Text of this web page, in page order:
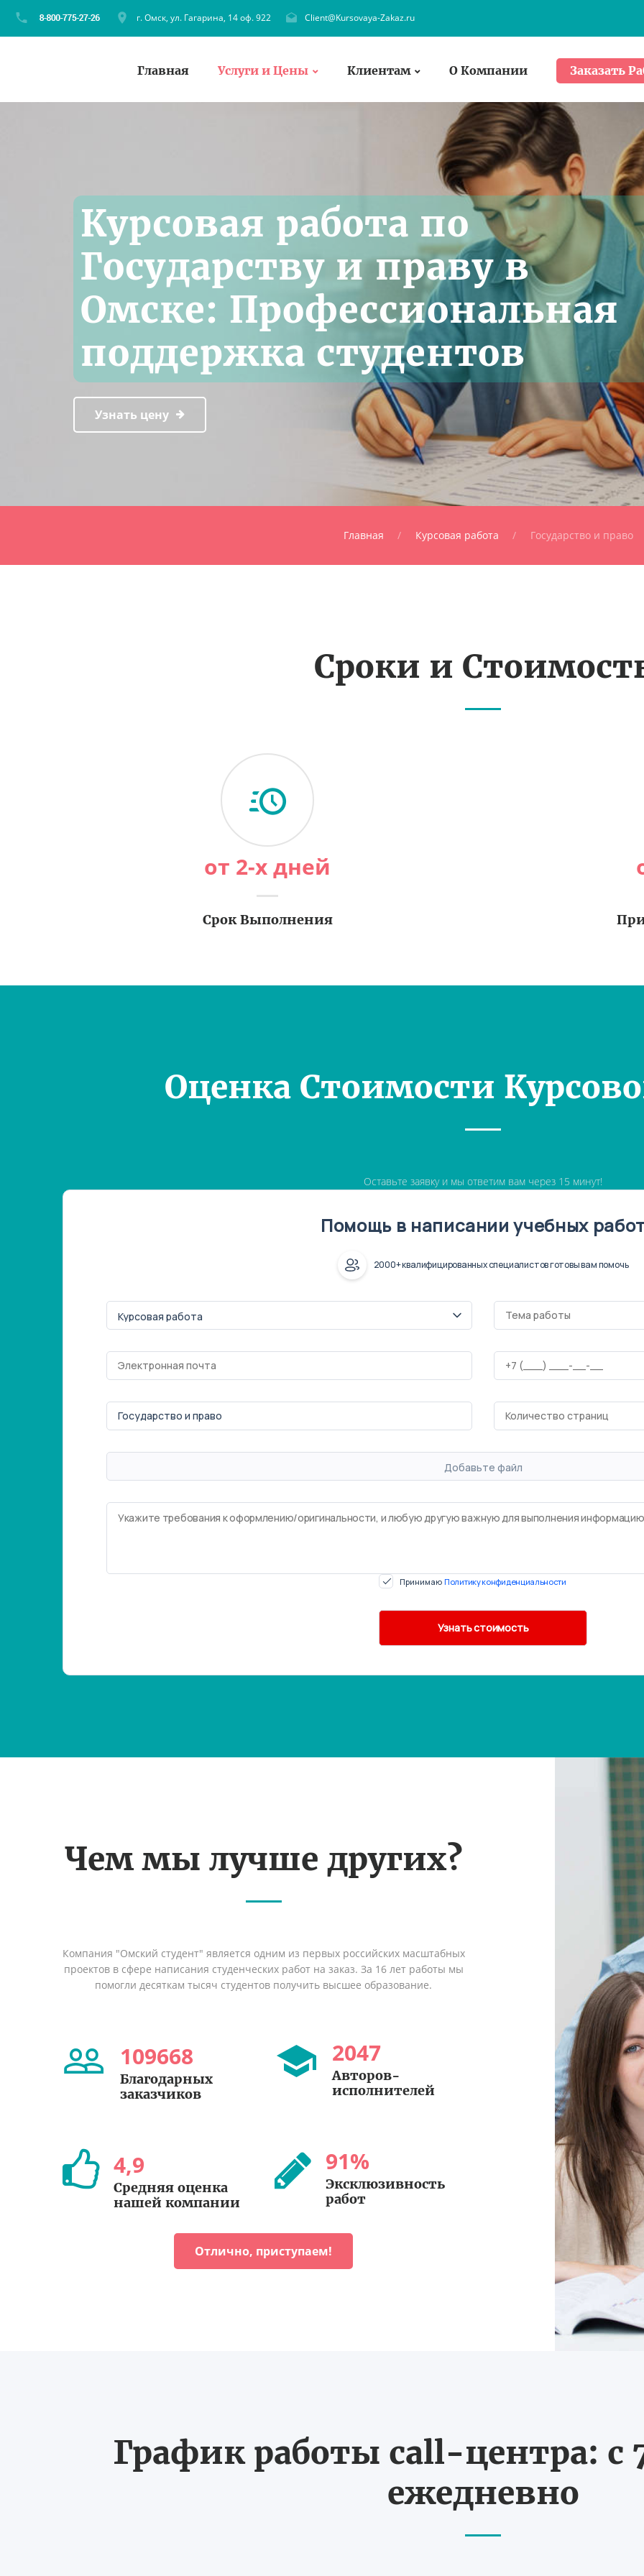
г. Омск, ул. Гагарина, 14 оф. 922 Client@Kursovaya-Zakaz.ru
Главная Услуги и Цены Клиентам О Компании Заказать
Курсовая работа по
Государству и праву в
Омске: Профессиональная
поддержка студентов
Узнать цену
Главная Курсовая работа Государство и право
Сроки и
от 2-х дней
Срок Выполнения
Оценка Стоимости
Оставьте заявку и мы ответим вам через 15 минут!
Помощь в написании учебных
2000+ квалифицированных специалистов готовы вам помочь
Добавьте файл
Принимаю Политику конфиденциальности
Чем мы лучше других?
Компания "Омский студент" является одним из первых российских масштабных
проектов в сфере написания студенческих работ на заказ. За 16 лет работы мы
помогли десяткам тысяч студентов получить высшее образование.
109668
Благодарных
заказчиков
2047
Авторов-
исполнителей
4,9
Средняя оценка
нашей компании
91%
Эксклюзивность
работ
Отлично, приступаем!
График работы call-центра: с
ежедневно